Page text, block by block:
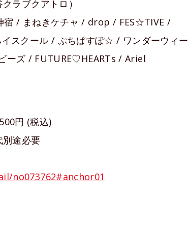
ラブクアトロ）
/ まねきケチャ / drop / FES☆TIVE /
スクール / ぷちぱすぽ☆ / ワンダーウィー
ーズ / FUTURE♡HEARTs / Ariel
円 (税込)
途必要
no073762#anchor01